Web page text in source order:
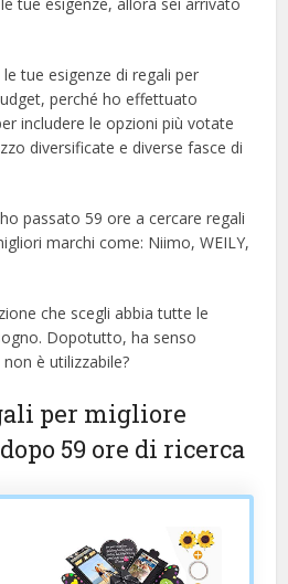
tue esigenze, allora sei arrivato
tue esigenze di regali per
perché ho effettuato
includere le opzioni più votate
diversificate e diverse fasce di
passato 59 ore a cercare regali
marchi come: Niimo, WEILY,
che scegli abbia tutte le
Dopotutto, ha senso
è utilizzabile?
per migliore
59 ore di ricerca